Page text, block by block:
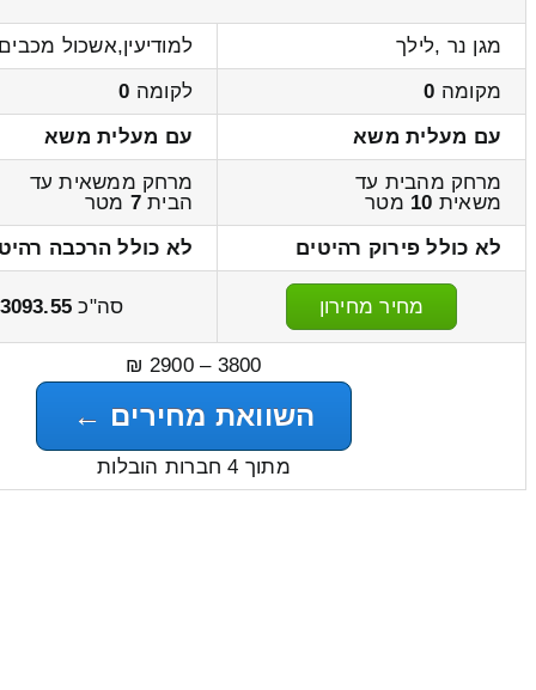
מגן נר ,לילך
למודיעין,אשכול
מקומה 0 לקומה 0
עם מעלית משא
עם מעלית משא
מרחק מהבית עד
משאית 10 מטר
מרחק ממשאית עד
הבית7 מטר
לא כולל פירוק רהיטים
לא כולל הרכבה
מחיר מחירון סה"כ 3093.55
3800 – 2900 ₪
השוואת מחירים ←
מתוך 4 חברות הובלות